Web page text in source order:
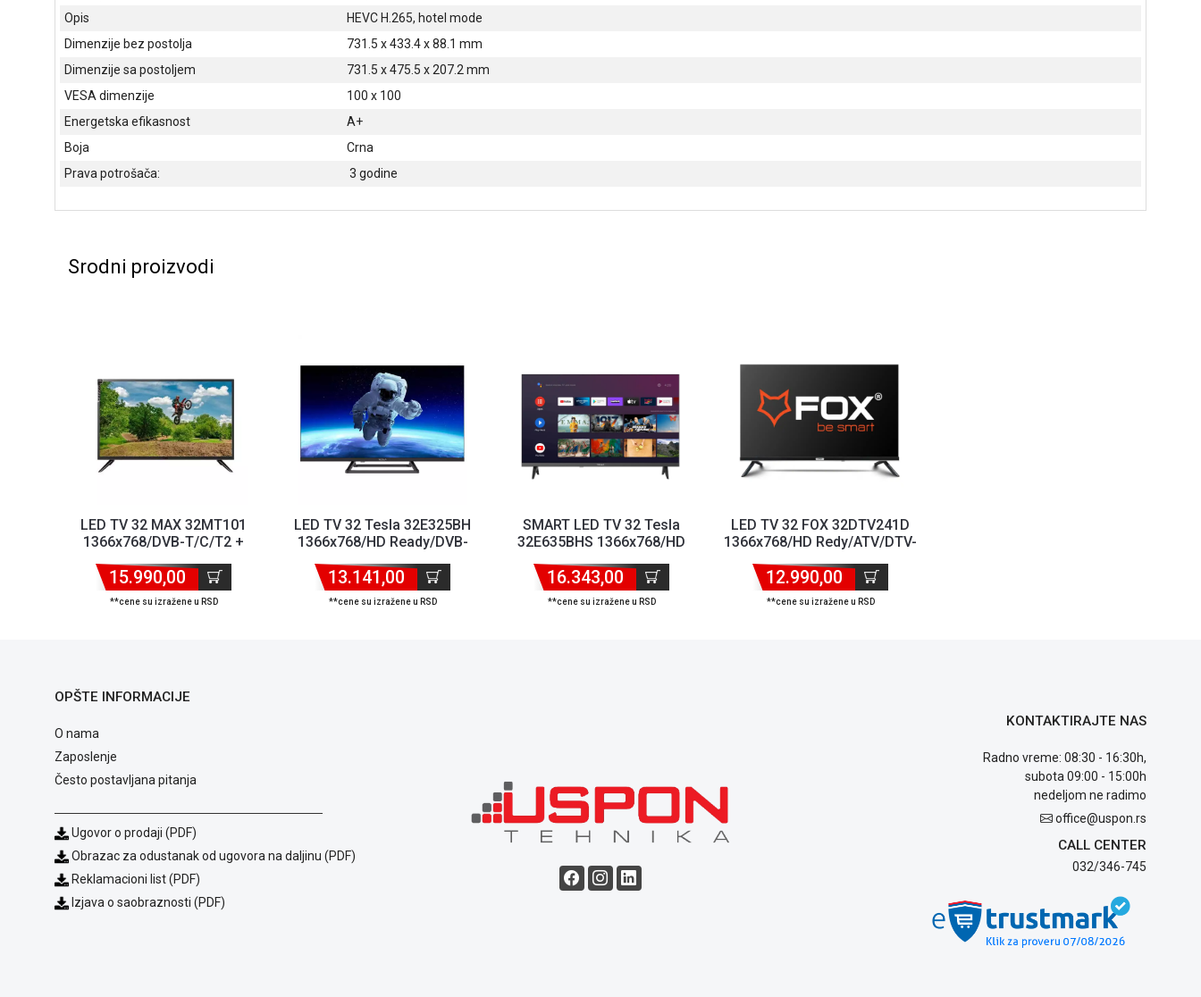
Opis
HEVC H.265, hotel mode
Dimenzije bez postolja
731.5 x 433.4 x 88.1 mm
Dimenzije sa postoljem
731.5 x 475.5 x 207.2 mm
VESA dimenzije
100 x 100
Energetska efikasnost
A+
Boja
Crna
Prava potrošača:
3 godine
Srodni proizvodi
LED TV 32 MAX 32MT101
1366x768/DVB-T/C/T2 +
15.990,00
**cene su izražene u RSD
LED TV 32 Tesla 32E325BH
1366x768/HD Ready/DVB-
13.141,00
**cene su izražene u RSD
SMART LED TV 32 Tesla
32E635BHS 1366x768/HD
16.343,00
**cene su izražene u RSD
LED TV 32 FOX 32DTV241D
1366x768/HD Redy/ATV/DTV-
12.990,00
**cene su izražene u RSD
OPŠTE INFORMACIJE
O nama
Zaposlenje
Često postavljana pitanja
Ugovor o prodaji (PDF)
Obrazac za odustanak od ugovora na daljinu (PDF)
Reklamacioni list (PDF)
Izjava o saobraznosti (PDF)
KONTAKTIRAJTE NAS
Radno vreme: 08:30 - 16:30h,
subota 09:00 - 15:00h
nedeljom ne radimo
office@uspon.rs
CALL CENTER
032/346-745